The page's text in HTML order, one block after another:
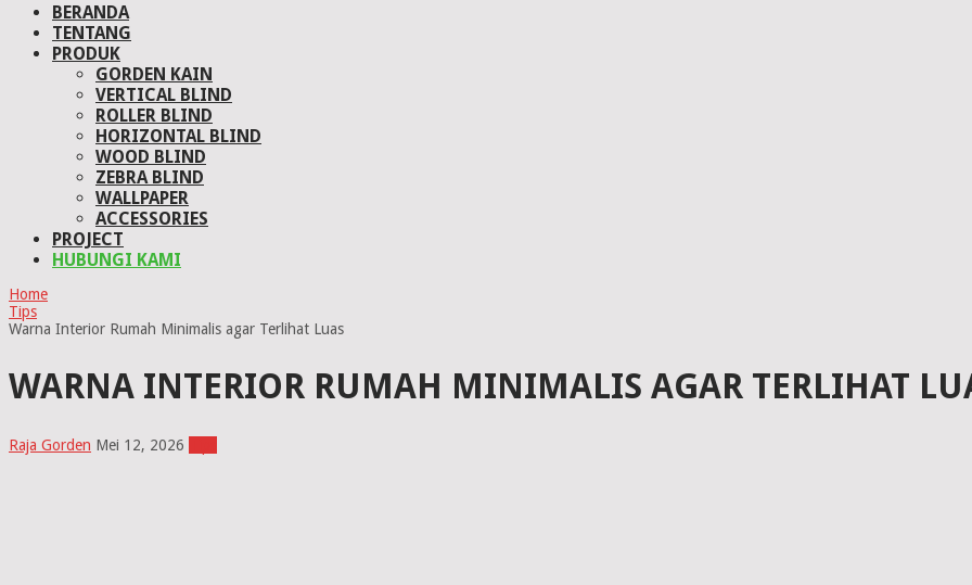
BERANDA
TENTANG
PRODUK
GORDEN KAIN
VERTICAL BLIND
ROLLER BLIND
HORIZONTAL BLIND
WOOD BLIND
ZEBRA BLIND
WALLPAPER
ACCESSORIES
PROJECT
HUBUNGI KAMI
Home
Tips
Warna Interior Rumah Minimalis agar Terlihat Luas
WARNA INTERIOR RUMAH MINIMALIS AGAR TERLIHAT
Raja Gorden Mei 12, 2026